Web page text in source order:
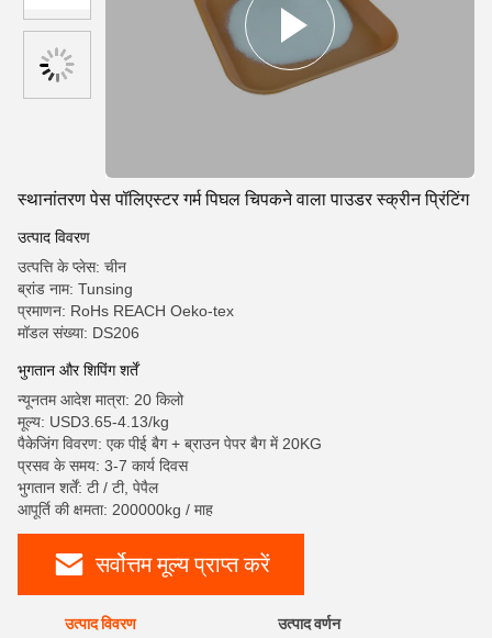
स्थानांतरण पेस पॉलिएस्टर गर्म पिघल चिपकने वाला पाउडर स्क्रीन प्रिंटिंग
उत्पाद विवरण
उत्पत्ति के प्लेस: चीन
ब्रांड नाम: Tunsing
प्रमाणन: RoHs REACH Oeko-tex
मॉडल संख्या: DS206
भुगतान और शिपिंग शर्तें
न्यूनतम आदेश मात्रा: 20 किलो
मूल्य: USD3.65-4.13/kg
पैकेजिंग विवरण: एक पीई बैग + ब्राउन पेपर बैग में 20KG
प्रसव के समय: 3-7 कार्य दिवस
भुगतान शर्तें: टी / टी, पेपैल
आपूर्ति की क्षमता: 200000kg / माह
सर्वोत्तम मूल्य प्राप्त करें
उत्पाद विवरण उत्पाद वर्णन